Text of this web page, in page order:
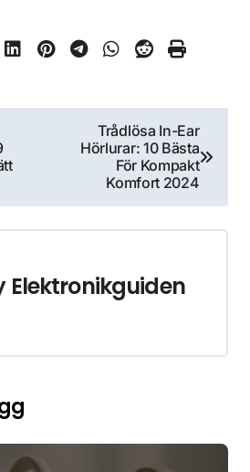
Trådlösa In-Ear
Hörlurar: 10 Bästa
För Kompakt
Komfort 2024
Elektronikguiden